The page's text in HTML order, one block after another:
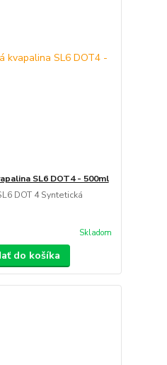
SL6 DOT4 - 500ml
DOT 4 Syntetická
Skladom
do košíka